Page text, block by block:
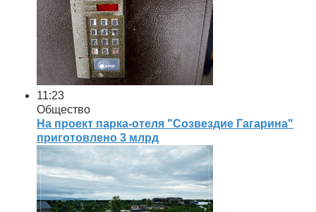
11:23
Общество
На проект парка-отеля "Созвездие Гагарина"
приготовлено 3 млрд